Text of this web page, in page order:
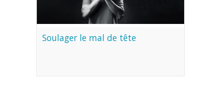
Soulager le mal de tête